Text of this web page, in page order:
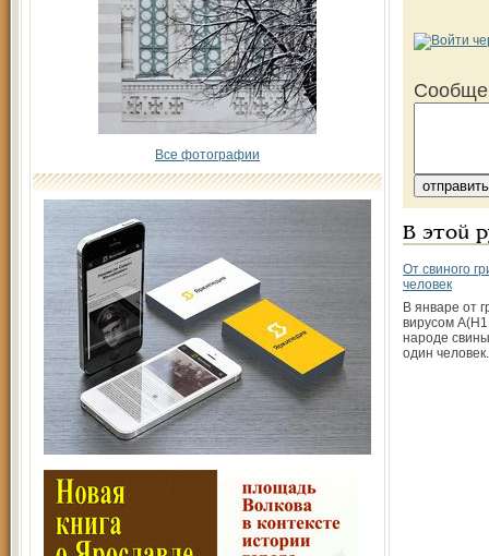
Все фотографии
В этой
От свиного
человек
В январе от
вирусом
народе
один человек.